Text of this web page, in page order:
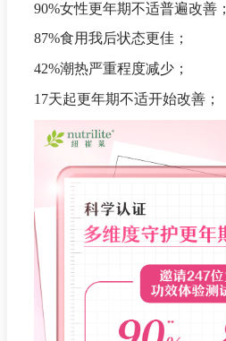
90%女性更年期不适普遍改善；
87%食用我后状态更佳；
42%潮热严重程度减少；
17天起更年期不适开始改善；